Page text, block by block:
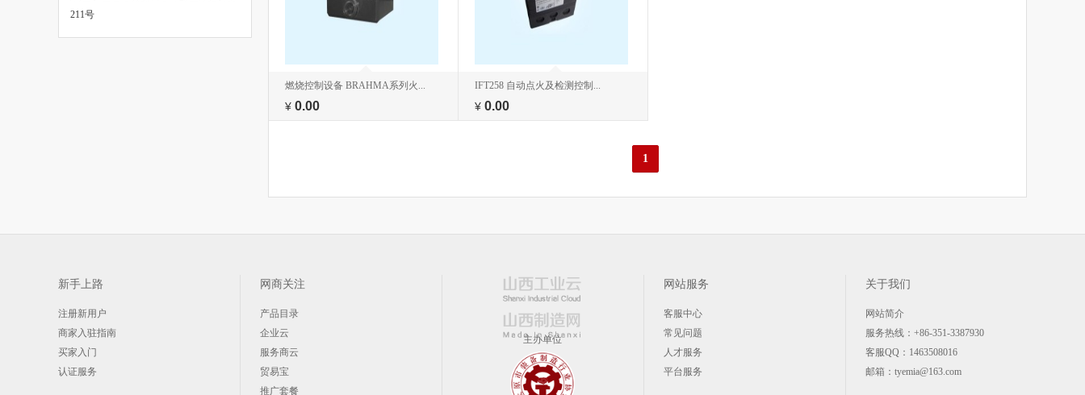
211号
燃烧控制设备 BRAHMA系列火...
¥ 0.00
IFT258 自动点火及检测控制...
¥ 0.00
1
新手上路
注册新用户
商家入驻指南
买家入门
认证服务
网商关注
产品目录
企业云
服务商云
贸易宝
推广套餐
主办单位
网站服务
客服中心
常见问题
人才服务
平台服务
关于我们
网站简介
服务热线：+86-351-3387930
客服QQ： 1463508016
邮箱：tyemia@163.com